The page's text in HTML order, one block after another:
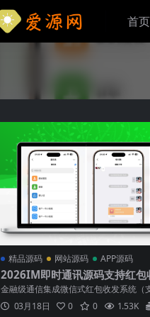
首页
精品源码 网站源码 APP源码
2026IM即时通讯源码支持红包
发/分销体系/uniapp多端适配
金融级通信集成微信式红包收发系统（
红包/个人红包）多级分销体系实时结算
对接支付接口）消息加密传输+Socket
03月18日 0 0 1.53K